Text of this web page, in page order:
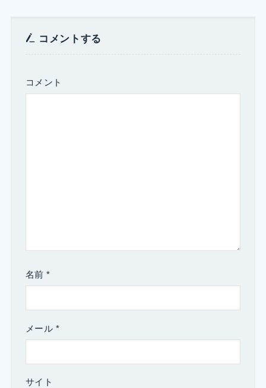
コメントする
コメント
名前*
メール *
サイト